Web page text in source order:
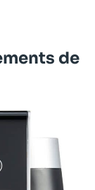
de